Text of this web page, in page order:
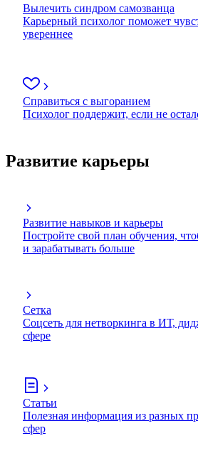
Вылечить синдром самозванца
Карьерный психолог поможет
увереннее
Справиться с выгоранием
Психолог поддержит, если не
Развитие карьеры
Развитие навыков и карьеры
Постройте свой план обучения,
и зарабатывать больше
Сетка
Соцсеть для нетворкинга в ИТ,
сфере
Статьи
Полезная информация из разных
сфер